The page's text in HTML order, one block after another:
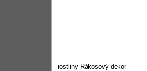
rostliny Rákosový dekor